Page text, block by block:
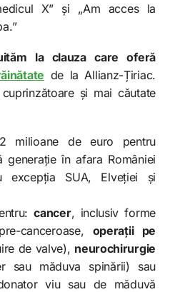
X” și „Am acces la
la clauza care oferă
de la Allianz-Țiriac.
și mai căutate
milioane de euro pentru
generație în afara României
SUA, Elveției și
cancer, inclusiv forme
canceroase, operații pe
de valve), neurochirurgie
sau măduva spinării) sau
viu sau de măduvă